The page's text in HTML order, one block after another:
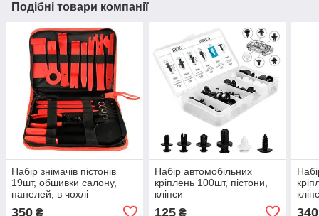
Подібні товари компанії
Набір знімачів пістонів
19шт, обшивки салону,
панелей, в чохлі
350 ₴
Набір автомобільних
кріплень 100шт, пістони,
кліпси
125₴ 340